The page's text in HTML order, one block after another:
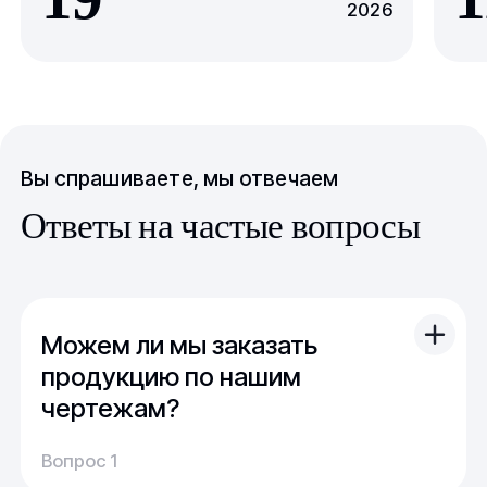
2026
Вы спрашиваете, мы отвечаем
Ответы на частые вопросы
Можем ли мы заказать
продукцию по нашим
чертежам?
Вы можете отправить свой чертеж/проект
(в т.ч. примерный) с техническим заданием.
Вопрос 1